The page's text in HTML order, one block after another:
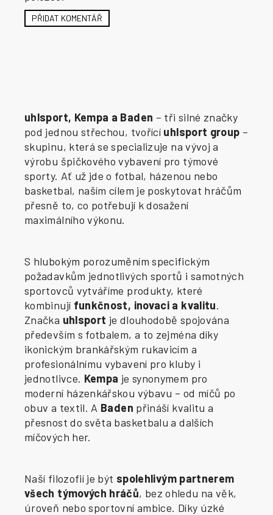
PŘIDAT KOMENTÁŘ
uhlsport, Kempa a Baden – tři silné značky
pod jednou střechou, tvořící uhlsport group –
skupinu, která se specializuje na vývoj a
výrobu špičkového vybavení pro týmové
sporty. Ať už jde o fotbal, házenou nebo
basketbal, naším cílem je poskytovat hráčům
přesně to, co potřebují k dosažení
maximálního výkonu.
S hlubokým porozuměním specifickým
požadavkům jednotlivých sportů i samotných
sportovců vytváříme produkty, které
kombinují funkčnost, inovaci a kvalitu.
Značka uhlsport je dlouhodobě spojována
především s fotbalem, a to zejména díky
ikonickým brankářským rukavicím a
profesionálnímu vybavení pro kluby i
jednotlivce. Kempa je synonymem pro
moderní házenkářskou výbavu – od míčů po
obuv a textil. A Baden přináší kvalitu a
přesnost do světa basketbalu a dalších
míčových her.
Naší filozofií je být spolehlivým partnerem
všech týmových hráčů, bez ohledu na věk,
úroveň nebo sportovní ambice. Díky úzké